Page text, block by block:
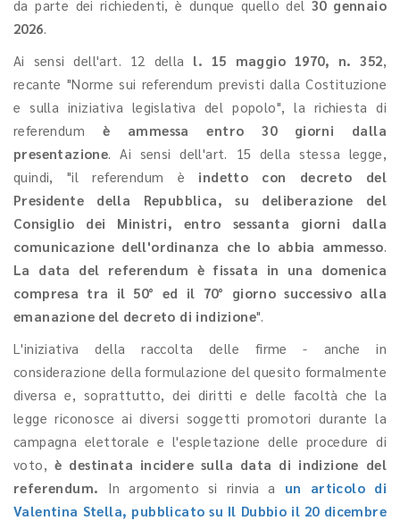
da parte dei richiedenti, è dunque quello del 30 gennaio
2026.
Ai sensi dell'art. 12 della l. 15 maggio 1970, n. 352,
recante "Norme sui referendum previsti dalla Costituzione
e sulla iniziativa legislativa del popolo", la richiesta di
referendum è ammessa entro 30 giorni dalla
presentazione. Ai sensi dell'art. 15 della stessa legge,
quindi, "il referendum è indetto con decreto del
Presidente della Repubblica, su deliberazione del
Consiglio dei Ministri, entro sessanta giorni dalla
comunicazione dell'ordinanza che lo abbia ammesso.
La data del referendum è fissata in una domenica
compresa tra il 50° ed il 70° giorno successivo alla
emanazione del decreto di indizione".
L'iniziativa della raccolta delle firme - anche in
considerazione della formulazione del quesito formalmente
diversa e, soprattutto, dei diritti e delle facoltà che la
legge riconosce ai diversi soggetti promotori durante la
campagna elettorale e l'espletazione delle procedure di
voto, è destinata incidere sulla data di indizione del
referendum. In argomento si rinvia a un articolo di
Valentina Stella, pubblicato su Il Dubbio il 20 dicembre